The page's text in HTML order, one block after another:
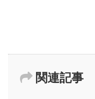
関連記事